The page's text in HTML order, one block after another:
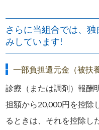
さらに当組合では、
みしています!
一部負担還元金（被扶
診療（または調剤）報酬
担額から20,000円を控除
るときは、それを控除し